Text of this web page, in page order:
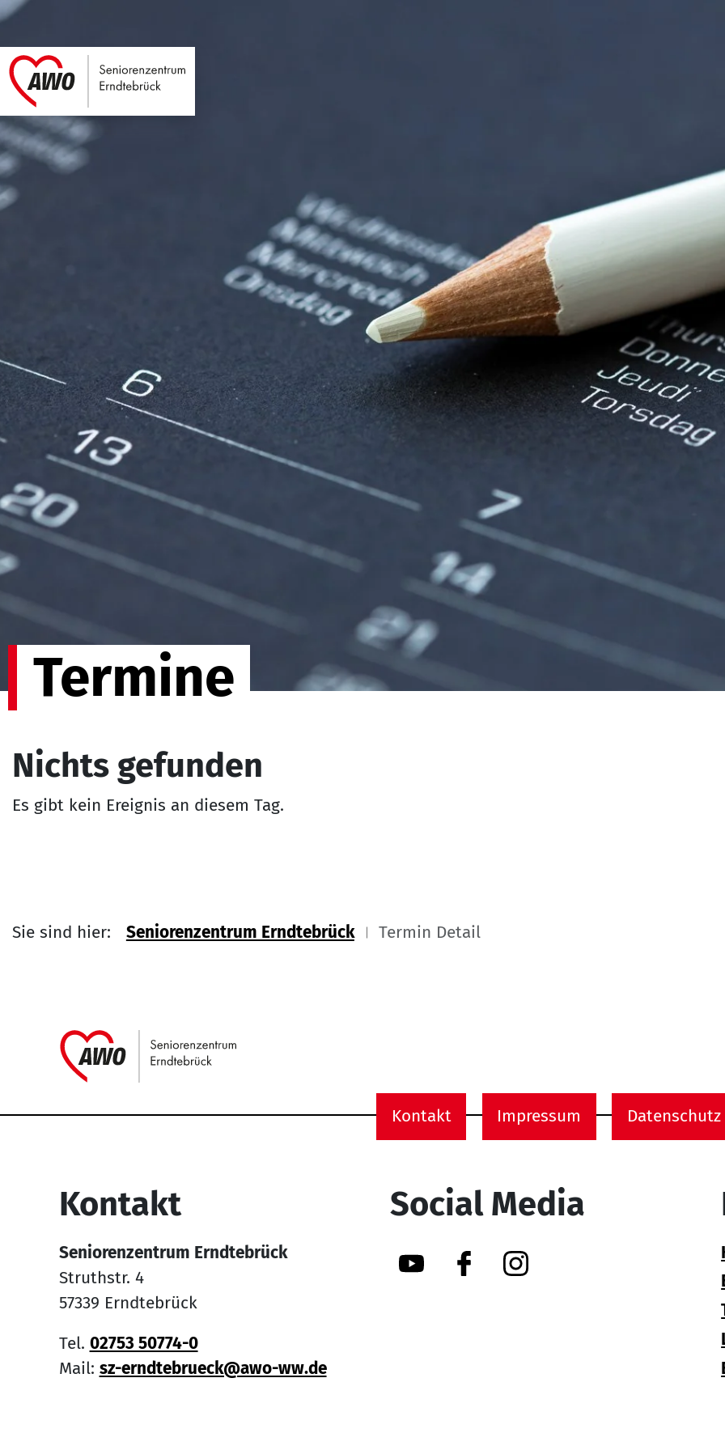
Seniorenzentrum Erndtebrück |
Termine
Nichts gefunden
Es gibt kein Ereignis an diesem Tag.
Sie sind hier: Seniorenzentrum Erndtebrück Termin Detail
Service Informationen
Kontakt Impressum Datenschutz
Kontakt
Seniorenzentrum Erndtebrück
Struthstr. 4
57339 Erndtebrück
Tel. 02753 50774-0
Mail: sz-erndtebrueck@awo-ww.de
Social Media
YouTube FacebookInstagram